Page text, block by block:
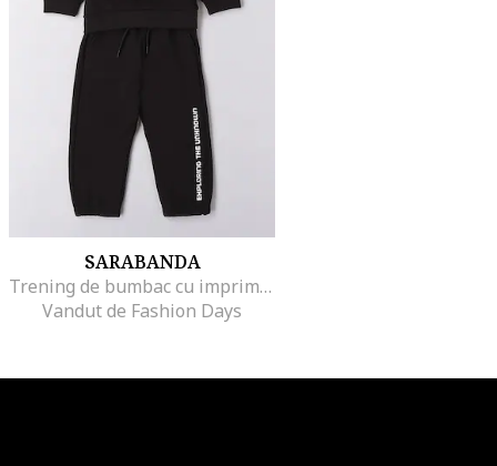
SARABANDA
Trening de bumbac cu imprimeu spatial, Alb/Verde/Negru
Vandut de Fashion Days